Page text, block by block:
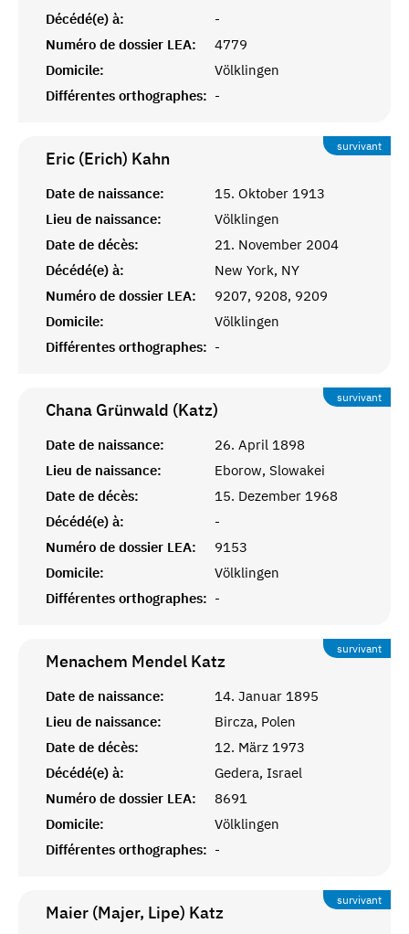
Décédé(e) à:
-
Numéro de dossier LEA:
4779
Domicile:
Völklingen
Différentes orthographes: -
survivant
Eric (Erich) Kahn
Date de naissance:
15. Oktober 1913
Lieu de naissance:
Völklingen
Date de décès:
21. November 2004
Décédé(e) à:
New York, NY
Numéro de dossier LEA:
9207, 9208, 9209
Domicile:
Völklingen
Différentes orthographes: -
survivant
Chana Grünwald (Katz)
Date de naissance:
26. April 1898
Lieu de naissance:
Eborow, Slowakei
Date de décès:
15. Dezember 1968
Décédé(e) à:
-
Numéro de dossier LEA:
9153
Domicile:
Völklingen
Différentes orthographes: -
survivant
Menachem Mendel Katz
Date de naissance:
14. Januar 1895
Lieu de naissance:
Bircza, Polen
Date de décès:
12. März 1973
Décédé(e) à:
Gedera, Israel
Numéro de dossier LEA:
8691
Domicile:
Völklingen
Différentes orthographes: -
survivant
Maier (Majer, Lipe) Katz